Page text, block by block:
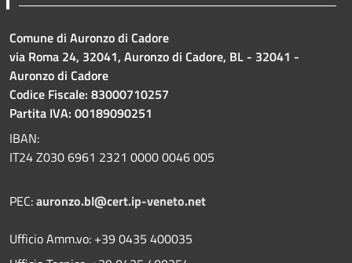
Comune di Auronzo di Cadore
via Roma 24, 32041, Auronzo di Cadore, BL - 32041 -
Auronzo di Cadore
Codice Fiscale: 83000710257
Partita IVA: 00189090251
IBAN:
IT24 Z030 6961 2321 0000 0046 005
PEC:auronzo.bl@cert.ip-veneto.net
Ufficio Amm.vo: +39 0435 400035